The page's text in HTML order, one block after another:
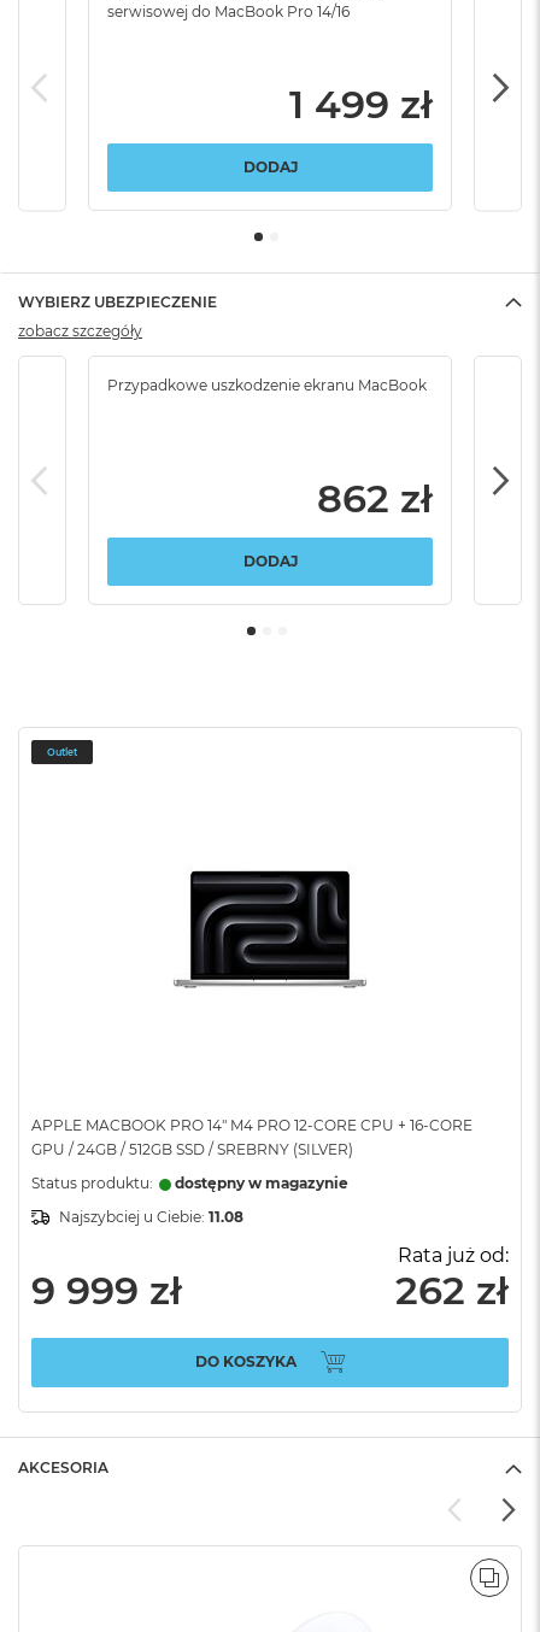
serwisowej do MacBook Pro 14/16
1 499 zł
DODAJ
WYBIERZ UBEZPIECZENIE
Przypadkowe uszkodzenie ekranu MacBook
862 zł
DODAJ
zobacz szczegóły
Outlet
APPLE MACBOOK PRO 14" M4 PRO 12-CORE CPU + 16-CORE
GPU / 24GB / 512GB SSD / SREBRNY (SILVER)
Status produktu:
dostępny w magazynie
Najszybciej u Ciebie: 11.08
9 999 zł
Rata już od:
262 zł
DO KOSZYKA
AKCESORIA